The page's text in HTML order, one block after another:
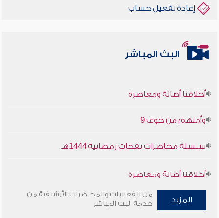
إعادة تفعيل حساب
البث المباشر
أخلاقنا أصالة ومعاصرة
وأمنهم من خوف 9
سلسلة محاضرات نفحات رمضانية 1444هـ
أخلاقنا أصالة ومعاصرة
وأمنهم من خوف 9
المزيد
من الفعاليات والمحاضرات الأرشيفية من
خدمة البث المباشر